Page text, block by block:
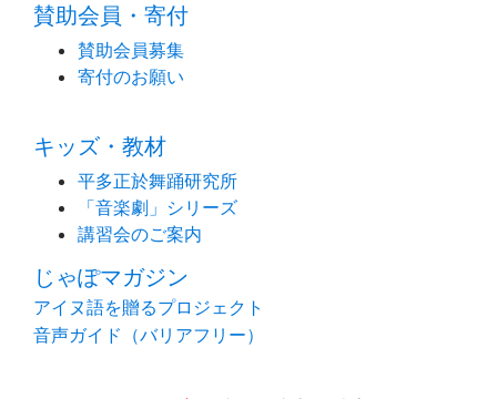
賛助会員・寄付
賛助会員募集
寄付のお願い
キッズ・教材
平多正於舞踊研究所
「音楽劇」シリーズ
講習会のご案内
じゃぽマガジン
アイヌ語を贈るプロジェクト
音声ガイド（バリアフリー）